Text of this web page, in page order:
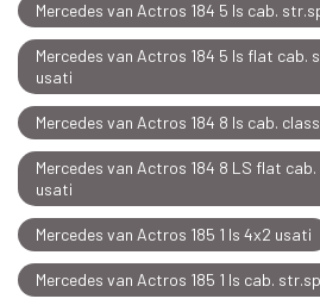
Mercedes van Actros 184 5 ls cab.
Mercedes van Actros 184 5 ls flat cab.
usati
Mercedes van Actros 184 8 ls cab.
Mercedes van Actros 184 8 LS flat
usati
Mercedes van Actros 185 1 ls 4x2 usati
Mercedes van Actros 185 1 ls cab.